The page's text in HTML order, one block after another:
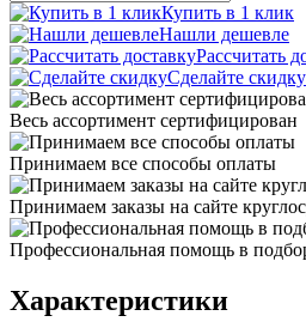
Купить в 1 клик
Нашли дешевле
Рассчитать
Сделайте скидку
Весь ассортимент сертифицирован
Принимаем все способы оплаты
Принимаем заказы на сайте
Профессиональная помощь в
Характеристики